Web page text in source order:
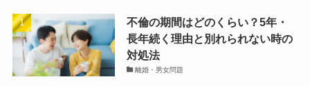
不倫の期間はどのくらい？5年・
長年続く理由と別れられない時の
対処法
離婚・男女問題